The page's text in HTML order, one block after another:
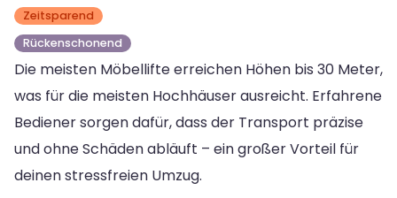
Zeitsparend
Rückenschonend
Die meisten Möbellifte erreichen Höhen bis 30 Meter,
was für die meisten Hochhäuser ausreicht. Erfahrene
Bediener sorgen dafür, dass der Transport präzise
und ohne Schäden abläuft – ein großer Vorteil für
deinen stressfreien Umzug.